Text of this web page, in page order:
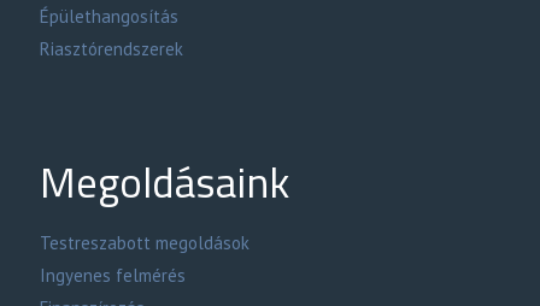
Épülethangosítás
Riasztórendszerek
Megoldásaink
Testreszabott megoldások
Ingyenes felmérés